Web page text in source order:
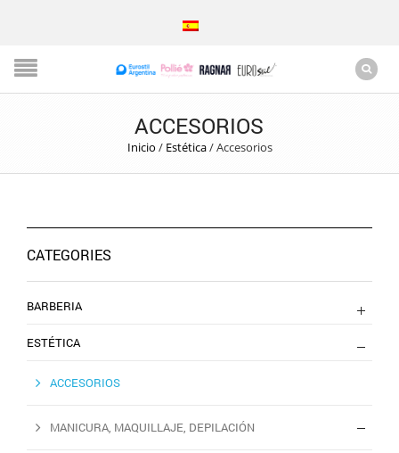
ACCESORIOS
Inicio / Estética/Accesorios
CATEGORIES
BARBERIA
ESTÉTICA
ACCESORIOS
MANICURA, MAQUILLAJE, DEPILACIÓN